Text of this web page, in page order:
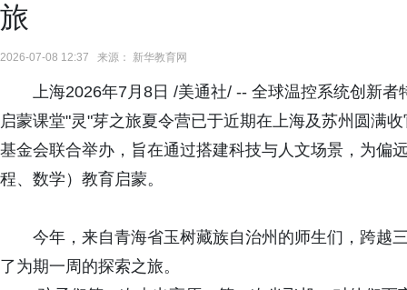
旅
2026-07-08 12:37 来源： 新华教育网
上海2026年7月8日 /美通社/ -- 全球温控系统创新
启蒙课堂"灵"芽之旅夏令营已于近期在上海及苏州圆满
基金会联合举办，旨在通过搭建科技与人文场景，为偏
程、数学）教育启蒙。
今年，来自青海省玉树藏族自治州的师生们，跨越
了为期一周的探索之旅。